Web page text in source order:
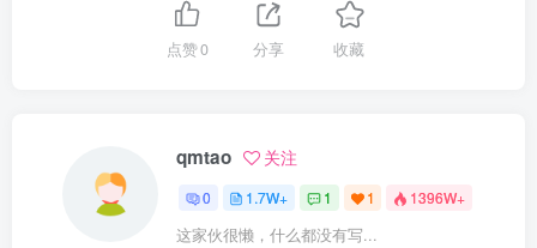
点赞0 分享 收藏
qmtao 关注
0 1.7W+ 1 1 1396W+
这家伙很懒，什么都没有写...